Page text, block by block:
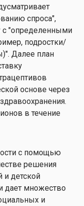
спроса",
с "определенными
подростки/
Далее план
основе через
в течение
с помощью
решения
и детской
дает множество
и